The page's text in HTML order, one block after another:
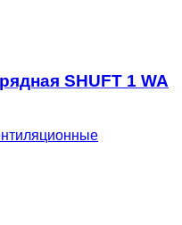
SHUFT 1 WA